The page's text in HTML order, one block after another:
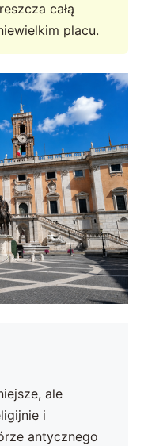
całą
placu.
ale
i
antycznego